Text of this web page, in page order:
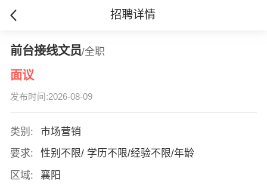
招聘详情
前台接线文员/全职
面议
发布时间:2026-08-09
类别:
市场营销
要求:
性别不限/ 学历不限/经验不限/年龄
区域:
襄阳